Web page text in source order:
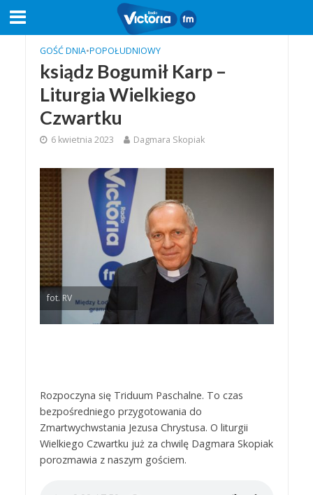
GOŚĆ DNIA•POPOŁUDNIOWY
ksiądz Bogumił Karp –
Liturgia Wielkiego
Czwartku
6 kwietnia 2023 Dagmara Skopiak
fot. RV
Rozpoczyna się Triduum Paschalne. To czas
bezpośredniego przygotowania do
Zmartwychwstania Jezusa Chrystusa. O liturgii
Wielkiego Czwartku już za chwilę Dagmara Skopiak
porozmawia z naszym gościem.